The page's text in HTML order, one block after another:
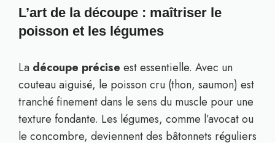
L’art de la découpe : maîtriser le
poisson et les légumes
La découpe précise est essentielle. Avec un
couteau aiguisé, le poisson cru (thon, saumon) est
tranché finement dans le sens du muscle pour une
texture fondante. Les légumes, comme l’avocat ou
le concombre, deviennent des bâtonnets réguliers